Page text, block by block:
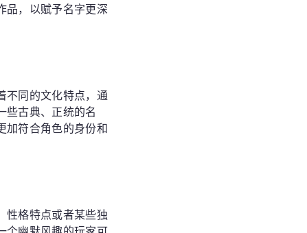
品，以赋予名字更深
不同的文化特点，通
些古典、正统的名
加符合角色的身份和
性格特点或者某些独